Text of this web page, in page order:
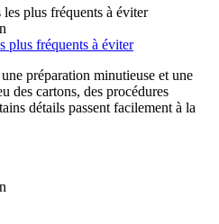
plus fréquents à éviter
préparation minutieuse et une
des cartons, des procédures
détails passent facilement à la